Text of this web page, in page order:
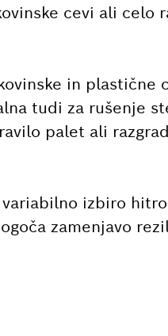
cevi ali celo
in plastične
tudi za rušenje
palet ali
izbiro
zamenjavo